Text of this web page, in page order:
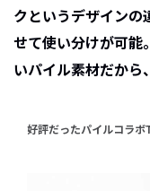
クというデザインの
せて使い分けが可能
いパイル素材だから
好評だったパイルコラボ